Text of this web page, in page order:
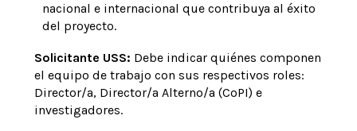
nacional e internacional que contribuya al éxito
del proyecto.
Solicitante USS: Debe indicar quiénes componen
el equipo de trabajo con sus respectivos roles:
Director/a, Director/a Alterno/a (CoPI) e
investigadores.